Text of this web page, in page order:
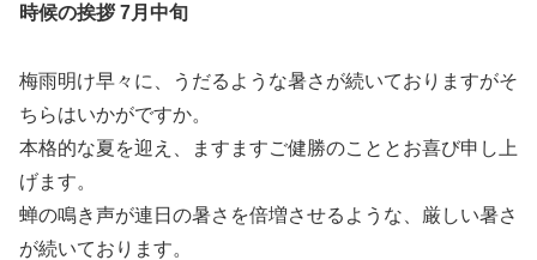
時候の挨拶 7月中旬
梅雨明け早々に、うだるような暑さが続いておりますがそ
ちらはいかがですか。
本格的な夏を迎え、ますますご健勝のこととお喜び申し上
げます。
蝉の鳴き声が連日の暑さを倍増させるような、厳しい暑さ
が続いております。